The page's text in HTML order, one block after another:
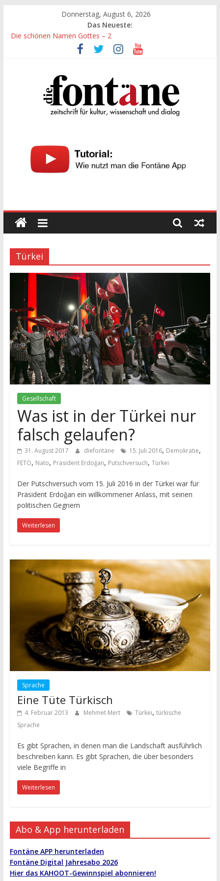
springen
Donnerstag, August 6, 2026
Das Neueste:
Die schönen Namen Gottes – 2
Werte, denen größte Sorgfalt entgegengebracht werden muss
Die schönen Namen Gottes
„Kind“ seiner Zeit sein
Die
Fontäne
kultur,
wissenschaft
und
dialog
Türkei
Gesellschaft
Was ist in der Türkei nur
falsch gelaufen?
31. August 2017 diefontäne 15. Juli 2016, Demokratie,
FETÖ, Nato, Präsident Erdoǧan, Putschversuch, Türkei
Der Putschversuch vom 15. Juli 2016 in der Türkei war für
Präsident Erdoǧan ein willkommener Anlass, mit seinen
politischen Gegnern
Weiterlesen
Sprache
Eine Tüte Türkisch
4. Februar 2013 Mehmet Mert Türkei, türkische
Sprache
Es gibt Sprachen, in denen man die Landschaft ausführlich
beschreiben kann. Es gibt Sprachen, die über besonders
viele Begriffe in
Weiterlesen
Abo & App herunterladen
Fontäne APP herunterladen
Fontäne Digital Jahresabo 2026
Hier das KAHOOT-Gewinnspiel abonnieren!